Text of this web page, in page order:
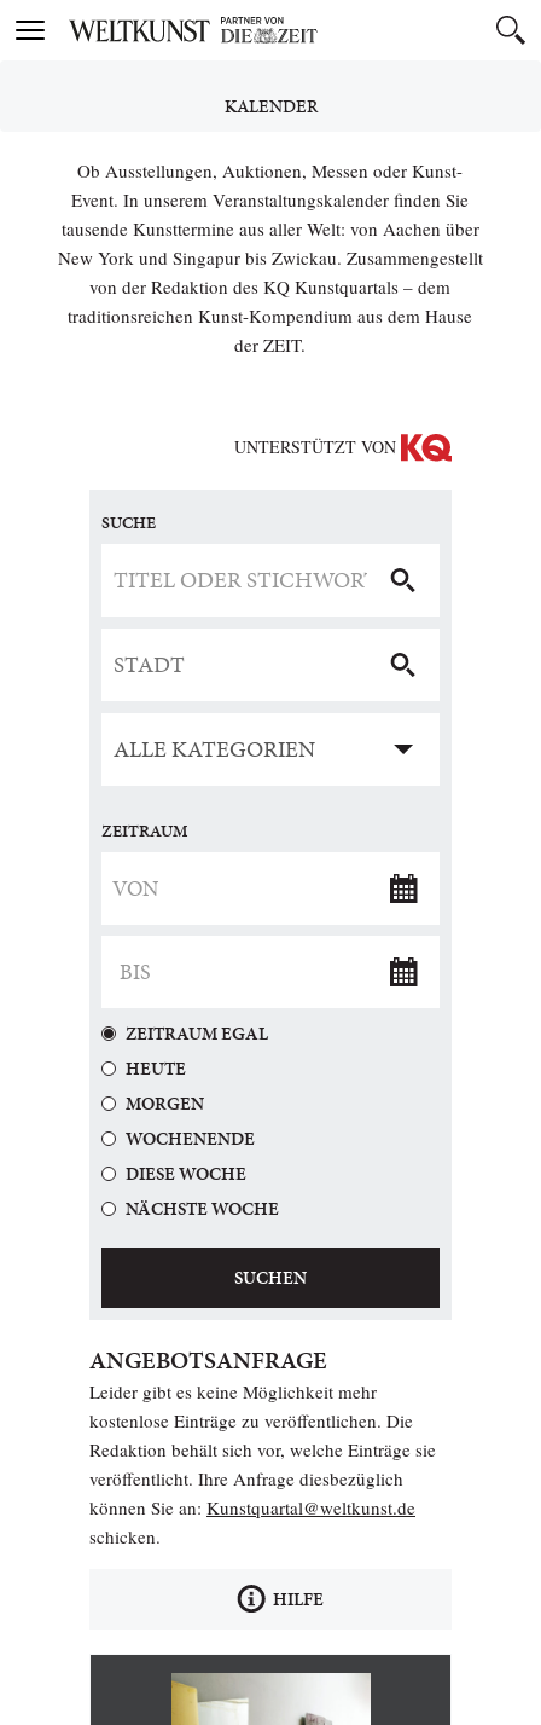
Toggle
KALENDER
Ob Ausstellungen, Auktionen, Messen oder Kunst-
Event. In unserem Veranstaltungskalender finden Sie
tausende Kunsttermine aus aller Welt: von Aachen über
New York und Singapur bis Zwickau. Zusammengestellt
von der Redaktion des KQ Kunstquartals – dem
traditionsreichen Kunst-Kompendium aus dem Hause
der ZEIT.
UNTERSTÜTZT VON
SUCHE
ZEITRAUM
ZEITRAUM EGAL
HEUTE
MORGEN
WOCHENENDE
DIESE WOCHE
NÄCHSTE WOCHE
SUCHEN
ANGEBOTSANFRAGE
Leider gibt es keine Möglichkeit mehr
kostenlose Einträge zu veröffentlichen. Die
Redaktion behält sich vor, welche Einträge sie
veröffentlicht. Ihre Anfrage diesbezüglich
können Sie an: Kunstquartal@weltkunst.de
schicken.
HILFE